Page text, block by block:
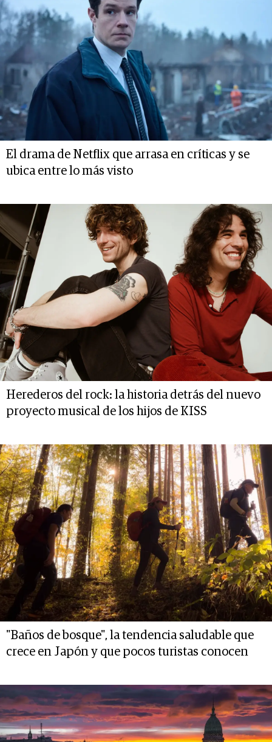
El drama de Netflix que arrasa en críticas y se
ubica entre lo más visto
Herederos del rock: la historia detrás del nuevo
proyecto musical de los hijos de KISS
"Baños de bosque", la tendencia saludable que
crece en Japón y que pocos turistas conocen